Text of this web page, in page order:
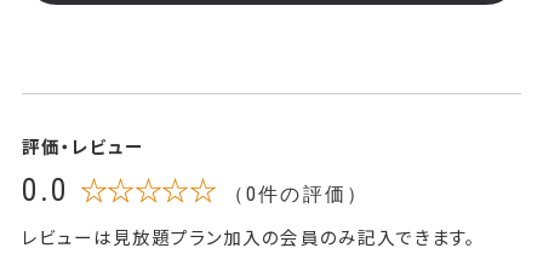
評価・レビュー
0.0 ☆☆☆☆☆ （0件の評価）
レビューは見放題プラン加入の会員のみ記入できます。